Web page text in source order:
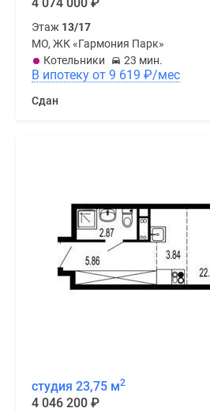
Этаж 13/17
МО, ЖК «Гармония Парк»
Котельники
23 мин.
В ипотеку от 9 619 ₽/мес
Сдан
студия 23,75 м2
4 046 200 ₽